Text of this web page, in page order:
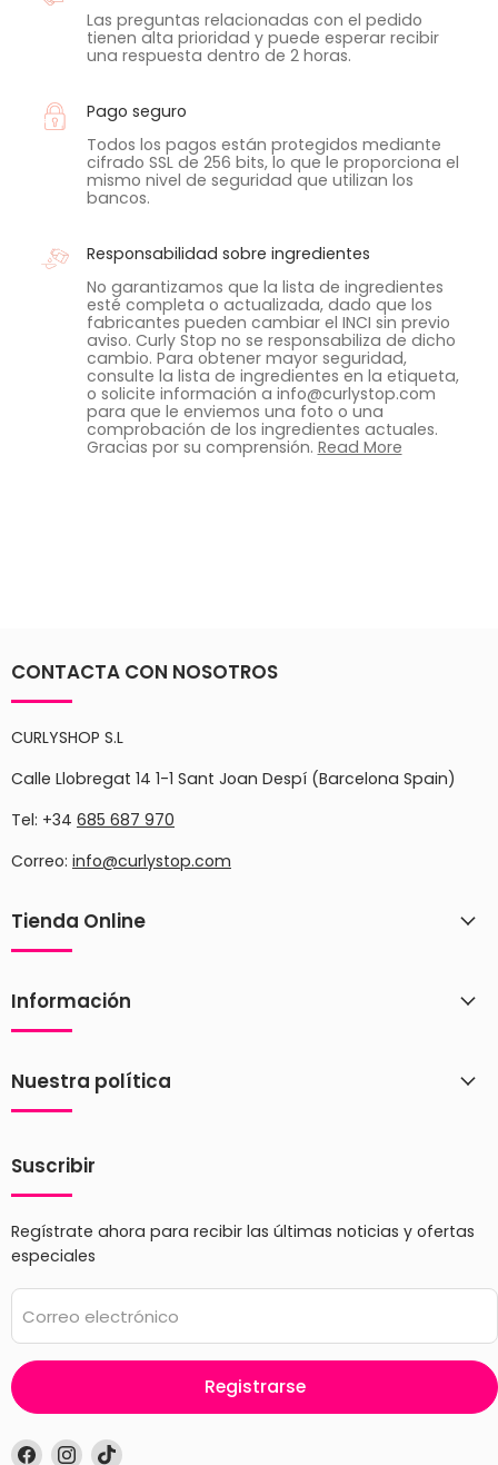
Las preguntas relacionadas con el pedido
tienen alta prioridad y puede esperar recibir
una respuesta dentro de 2 horas.
Pago seguro
Todos los pagos están protegidos mediante
cifrado SSL de 256 bits, lo que le proporciona el
mismo nivel de seguridad que utilizan los
bancos.
Responsabilidad sobre ingredientes
No garantizamos que la lista de ingredientes
esté completa o actualizada, dado que los
fabricantes pueden cambiar el INCI sin previo
aviso. Curly Stop no se responsabiliza de dicho
cambio. Para obtener mayor seguridad,
consulte la lista de ingredientes en la etiqueta,
o solicite información a info@curlystop.com
para que le enviemos una foto o una
comprobación de los ingredientes actuales.
Gracias por su comprensión. Read More
CONTACTA CON NOSOTROS
CURLYSHOP S.L
Calle Llobregat 14 1-1 Sant Joan Despí (Barcelona Spain)
Tel: +34 685 687 970
Correo: info@curlystop.com
Tienda Online
Información
Nuestra política
Suscribir
Regístrate ahora para recibir las últimas noticias y ofertas
especiales
Correo electrónico
Registrarse
Encuéntrenos
Encuéntrenos
Encuéntrenos